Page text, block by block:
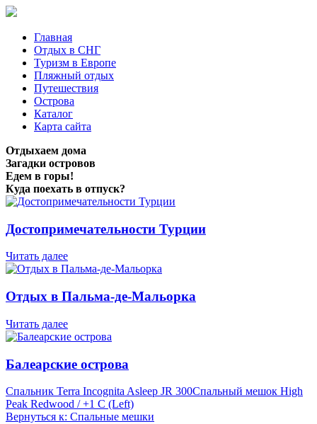
Главная
Отдых в СНГ
Туризм в Европе
Пляжный отдых
Путешествия
Острова
Каталог
Карта сайта
Отдыхаем дома
Загадки островов
Едем в горы!
Куда поехать в отпуск?
Достопримечательности Турции
Читать далее
Отдых в Пальма-де-Мальорка
Читать далее
Балеарские острова
Спальник Terra Incognita Asleep JR 300Спальный мешок High
Peak Redwood / +1 C (Left)
Вернуться к: Спальные мешки